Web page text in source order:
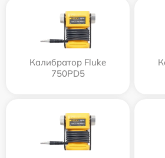
Калибратор Fluke
750PD5